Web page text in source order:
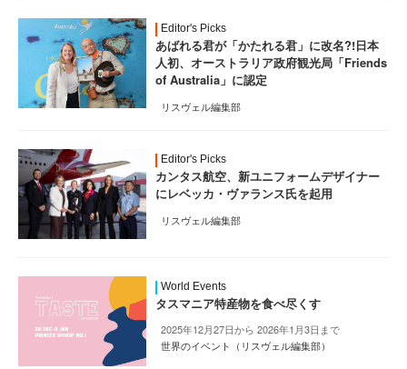
Editor's Picks
あばれる君が「かたれる君」に改名?!日本
人初、オーストラリア政府観光局「Friends
of Australia」に認定
リスヴェル編集部
Editor's Picks
カンタス航空、新ユニフォームデザイナー
にレベッカ・ヴァランス氏を起用
リスヴェル編集部
World Events
タスマニア特産物を食べ尽くす
2025年12月27日から 2026年1月3日まで
世界のイベント（リスヴェル編集部）